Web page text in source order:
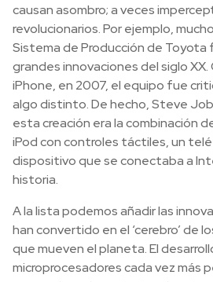
causan asombro; a veces
revolucionarios. Por ejemplo,
Sistema de Producción de Toyota
grandes innovaciones del siglo XX.
iPhone, en 2007, el equipo fue
algo distinto. De hecho, Steve
esta creación era la combinación
iPod con controles táctiles, un
dispositivo que se conectaba a
historia.
A la lista podemos añadir las
han convertido en el ‘cerebro’ de
que mueven el planeta. El
microprocesadores cada vez más